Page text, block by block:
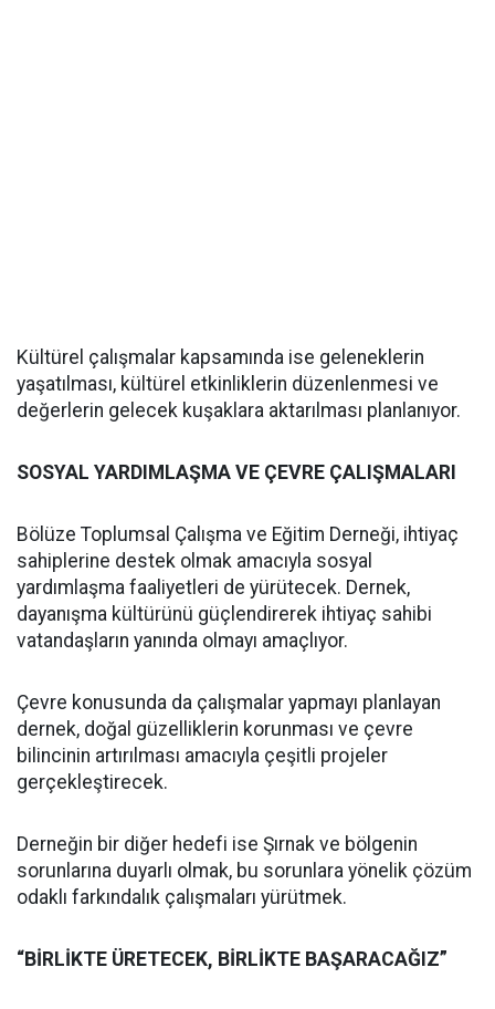
Kültürel çalışmalar kapsamında ise geleneklerin
yaşatılması, kültürel etkinliklerin düzenlenmesi ve
değerlerin gelecek kuşaklara aktarılması planlanıyor.
SOSYAL YARDIMLAŞMA VE ÇEVRE ÇALIŞMALARI
Bölüze Toplumsal Çalışma ve Eğitim Derneği, ihtiyaç
sahiplerine destek olmak amacıyla sosyal
yardımlaşma faaliyetleri de yürütecek. Dernek,
dayanışma kültürünü güçlendirerek ihtiyaç sahibi
vatandaşların yanında olmayı amaçlıyor.
Çevre konusunda da çalışmalar yapmayı planlayan
dernek, doğal güzelliklerin korunması ve çevre
bilincinin artırılması amacıyla çeşitli projeler
gerçekleştirecek.
Derneğin bir diğer hedefi ise Şırnak ve bölgenin
sorunlarına duyarlı olmak, bu sorunlara yönelik çözüm
odaklı farkındalık çalışmaları yürütmek.
“BİRLİKTE ÜRETECEK, BİRLİKTE BAŞARACAĞIZ”